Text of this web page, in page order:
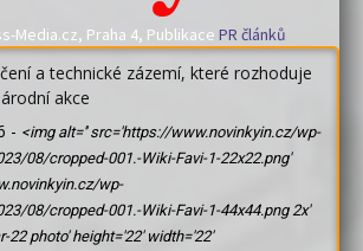
Media.cz, Praha 4, Publikace PR článků
a technické zázemí, které rozhoduje
akce
- <img alt='' src='https://www.novinkyin.cz/wp-
08/cropped-001.-Wiki-Favi-1-22x22.png'
wp-
08/cropped-001.-Wiki-Favi-1-44x44.png 2x'
22 photo' height='22' width='22'